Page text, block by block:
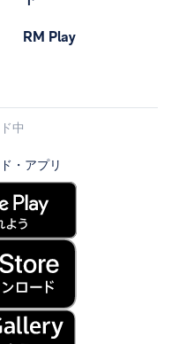
RM Play
中
・アプリ